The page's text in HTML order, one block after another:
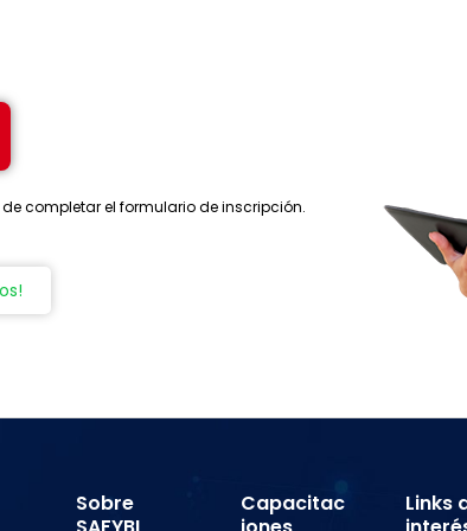
completar el formulario de inscripción.
Sobre
Capacitac
Links